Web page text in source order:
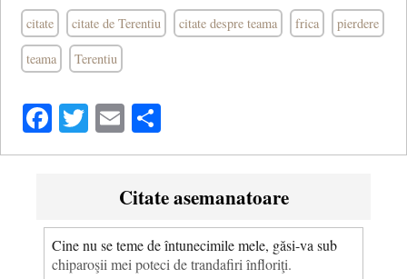
citate citate de Terentiu citate despre teama frica pierdere
teama Terentiu
Facebook
Twitter
Email
Citate asemanatoare
Cine nu se teme de întunecimile mele, găsi-va sub
chiparoşii mei poteci de trandafiri înfloriţi.